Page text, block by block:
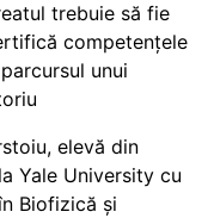
trebuie să fie
competențele
unui
elevă din
Yale University cu
Biofizică și